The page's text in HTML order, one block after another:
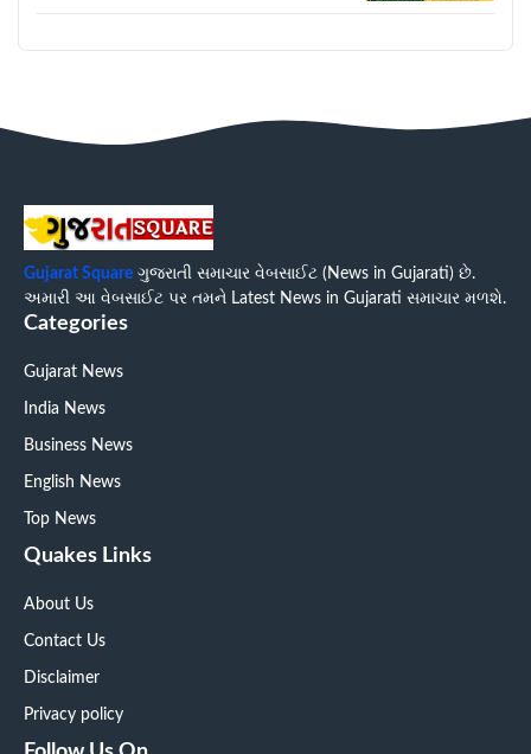
Gujarat Square ગુજરાતી સમાચાર વેબસાઈટ (News in Gujarati) છે.
અમારી આ વેબસાઈટ પર તમને Latest News in Gujarati સમાચાર મળશે.
Categories
Gujarat News
India News
Business News
English News
Top News
Quakes Links
About Us
Contact Us
Disclaimer
Privacy policy